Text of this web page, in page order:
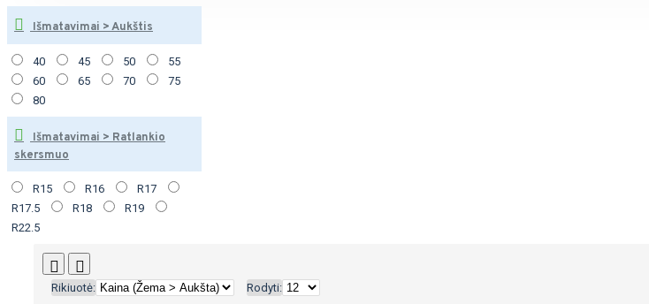
Išmatavimai > Aukštis
40 45 50
55
60
65 70
75
80
Išmatavimai > Ratlankio
skersmuo
R15 R16
R17
R17.5
R18
R19
R22.5
Rikiuotė: Rodyti: